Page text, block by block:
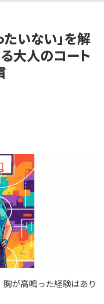
6060
8382
いない」を解
大人のコート
が高鳴った経験はあり